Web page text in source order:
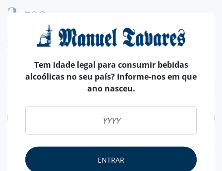
persistente.
2, 50€
TAXA LEGAL EM VIGOR INCLUÍDO.
despesas de envio calculadas na finalização da compra
valor de conversão meramente indicativo, sendo a transação da encomenda, efetuada
em euros (€).
ADICIONAR
Tem idade legal para consumir bebidas
alcoólicas no seu país? Informe-nos em que
ano nasceu.
ENTRAR